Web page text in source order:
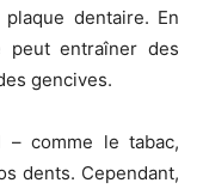
dentaire. En
entraîner des
gencives.
– comme le tabac,
dents. Cependant,